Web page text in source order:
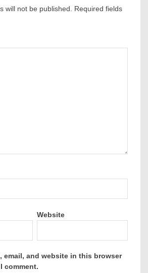
will not be published. Required fields
Website
email, and website in this browser
comment.